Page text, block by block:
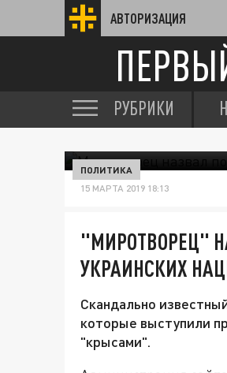
АВТОРИЗАЦИЯ
РУБРИКИ
ПОЛИТИКА
15 МАРТА 2019 18:13
"МИРОТВОРЕЦ"
УКРАИНСКИХ
Скандально
которые выступили
"крысами".